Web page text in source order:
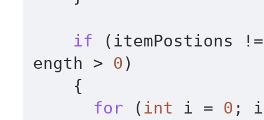
if (itemPostions
ength > 0 )
for ( int i = 0 ; i